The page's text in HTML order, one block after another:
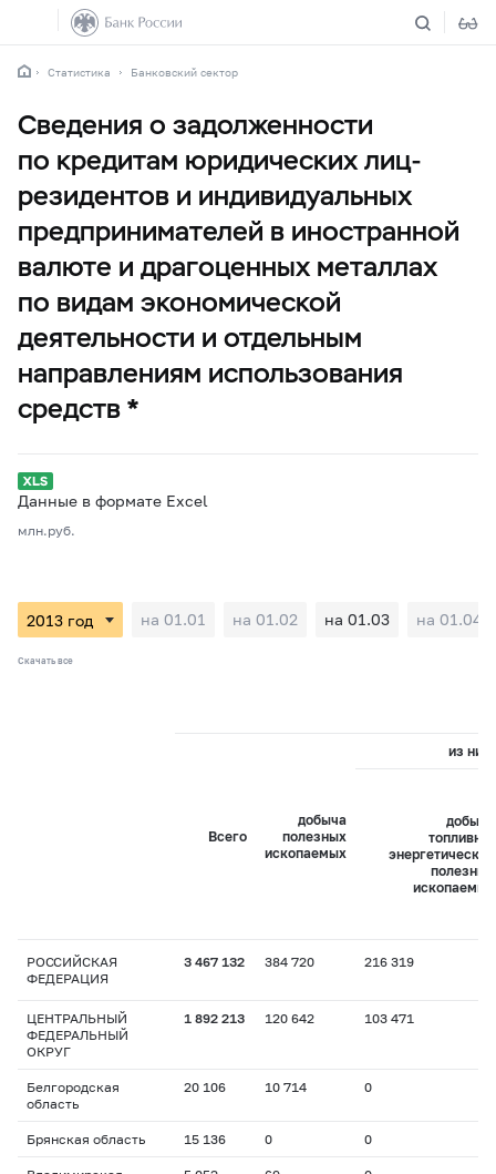
Статистика Банковский сектор
Сведения о задолженности
по кредитам юридических лиц-
резидентов и индивидуальных
предпринимателей в иностранной
валюте и драгоценных металлах
по видам экономической
деятельности и отдельным
направлениям использования
средств *
Данные в формате Excel
млн.руб.
на 01.01 на 01.02 на 01.03 на 01.04
Скачать все
Всего
добыча
полезных
ископаемых
из них:
добыча
топливно-
энергетических
полезных
ископаемых
РОССИЙСКАЯ
ФЕДЕРАЦИЯ
3 467 132 384 720 216 319
ЦЕНТРАЛЬНЫЙ
ФЕДЕРАЛЬНЫЙ
ОКРУГ
1 892 213 120 642 103 471
Белгородская
область
20 106 10 714 0
Брянская область 15 136 0 0